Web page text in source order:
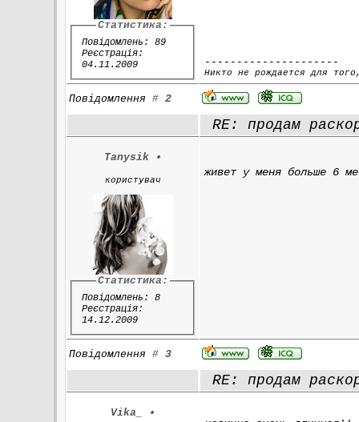
Статистика:
Повідомлень: 89
Реєстрація:
04.11.2009
---------------------
Никто не рождается для
Повідомлення#2
RE: продам
Tanysik •
користувач
Статистика:
Повідомлень: 8
Реєстрація:
14.12.2009
живет у меня больше 6
Повідомлення#3
RE: продам
Vika_ •